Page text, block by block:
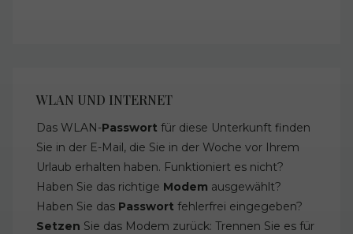
WLAN UND INTERNET
Das WLAN-Passwort für diese Unterkunft finden
Sie in der E-Mail, die Sie in der Woche vor Ihrem
Urlaub erhalten haben. Funktioniert es nicht?
Haben Sie das richtige Modem ausgewählt?
Haben Sie das Passwort fehlerfrei eingegeben?
Setzen Sie das Modem zurück: Trennen Sie es für